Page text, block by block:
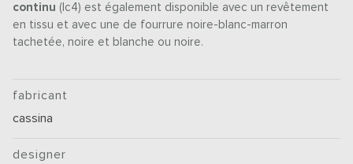
continu (lc4) est également disponible avec un revêtement
en tissu et avec une de fourrure noire-blanc-marron
tachetée, noire et blanche ou noire.
fabricant
cassina
designer